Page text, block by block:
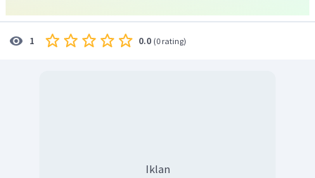
1 0.0 (0 rating)
Iklan